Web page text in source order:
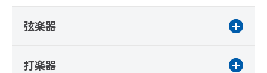
弦楽器
打楽器